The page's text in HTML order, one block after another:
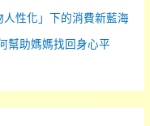
性化」下的消費新藍海
幫助媽媽找回身心平